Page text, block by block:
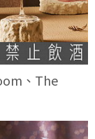
、The